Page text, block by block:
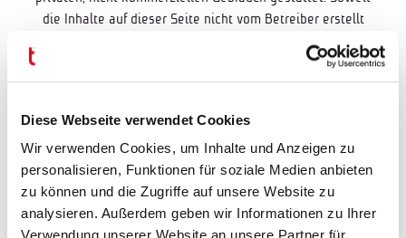
Diese Webseite verwendet Cookies
Wir verwenden Cookies, um Inhalte und Anzeigen zu
personalisieren, Funktionen für soziale Medien anbieten
zu können und die Zugriffe auf unsere Website zu
analysieren. Außerdem geben wir Informationen zu Ihrer
die Inhalte auf dieser Seite nicht vom Betreiber erstellt
wurden, werden die Urheberrechte Dritter beachtet.
Insbesondere werden Inhalte Dritter als solche
gekennzeichnet. Sollten Sie trotzdem auf eine
um einen entsprechenden Hinweis. Bei Bekanntwerden
von Rechtsverletzungen werden wir derartige Inhalte
umgehend entfernen.
Entwicklung, Webdesign, Programmierung und